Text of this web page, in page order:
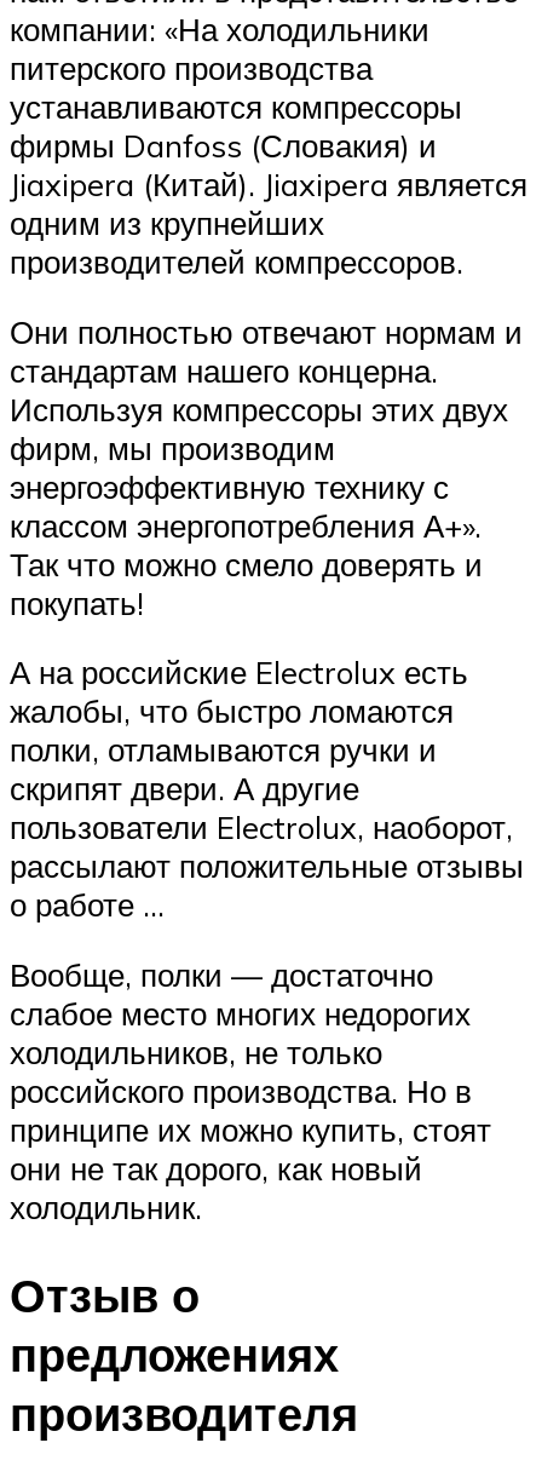
компании: «На холодильники
питерского производства
устанавливаются компрессоры
фирмы Danfoss (Словакия) и
Jiaxipera (Китай). Jiaxipera является
одним из крупнейших
производителей компрессоров.
Они полностью отвечают нормам и
стандартам нашего концерна.
Используя компрессоры этих двух
фирм, мы производим
энергоэффективную технику с
классом энергопотребления А+».
Так что можно смело доверять и
покупать!
А на российские Electrolux есть
жалобы, что быстро ломаются
полки, отламываются ручки и
скрипят двери. А другие
пользователи Electrolux, наоборот,
рассылают положительные отзывы
о работе …
Вообще, полки — достаточно
слабое место многих недорогих
холодильников, не только
российского производства. Но в
принципе их можно купить, стоят
они не так дорого, как новый
холодильник.
Отзыв о
предложениях
производителя